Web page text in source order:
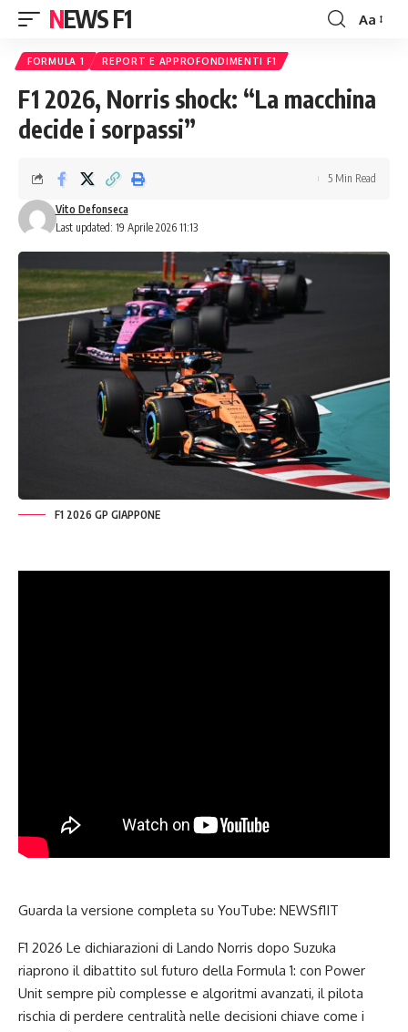
NEWS F1
Font
Aa
FORMULA 1 REPORT E APPROFONDIMENTI F1
F1 2026, Norris shock: “La macchina
decide i sorpassi”
Last updated: 19 Aprile 2026 11:13
Vito Defonseca
5 Min Read
F1 2026 GP GIAPPONE
Guarda la versione completa su YouTube: NEWSf1IT
F1 2026 Le dichiarazioni di Lando Norris dopo Suzuka
riaprono il dibattito sul futuro della Formula 1: con Power
Unit sempre più complesse e algoritmi avanzati, il pilota
rischia di perdere centralità nelle decisioni chiave come i